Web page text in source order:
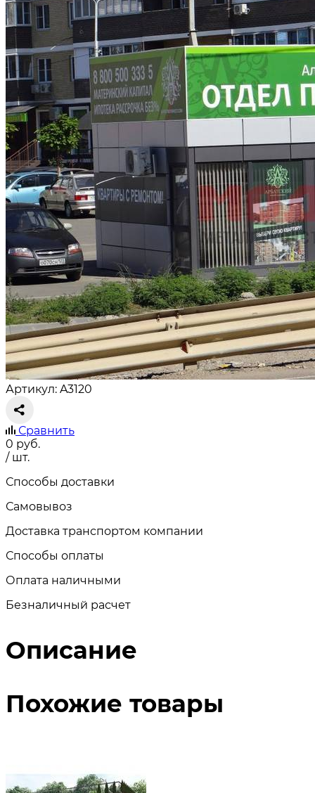
Артикул: A3120
Сравнить
0 руб.
/ шт.
Способы доставки
Самовывоз
Доставка транспортом компании
Способы оплаты
Оплата наличными
Безналичный расчет
Описание
Похожие товары